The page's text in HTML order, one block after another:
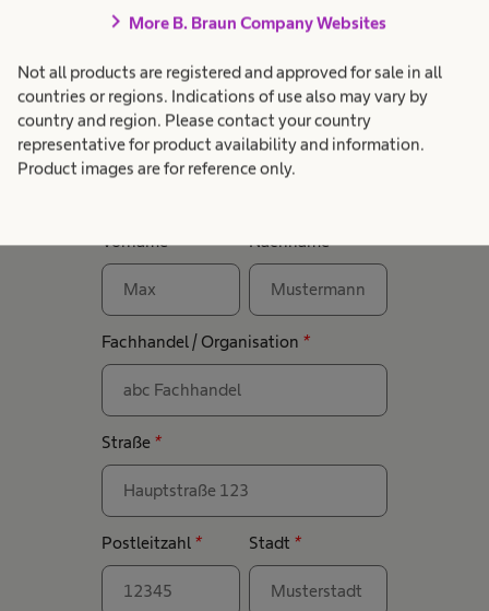
chevron_right More B. Braun Company Websites
Not all products are registered and approved for sale in all
countries or regions. Indications of use also may vary by
country and region. Please contact your country
representative for product availability and information.
Product images are for reference only.
Nutzen Sie die Chance auf eine individuelle
Ihr zuständiger Außendienst meldet sich zeitnah
bei Ihnen, um gemeinsam das passende
Schulungsangebot für Sie zu finden.
Vorname* Nachname*
Fachhandel / Organisation *
Straße *
Postleitzahl * Stadt *